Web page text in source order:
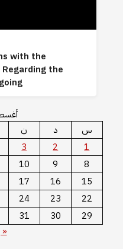
with the
the
س
د ن
1
2
3
8
9
10
15
16
17
22
23
24
29
30
31
«